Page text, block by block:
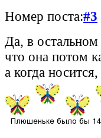
Номер поста:#3
Да, в остальном
что она потом
а когда